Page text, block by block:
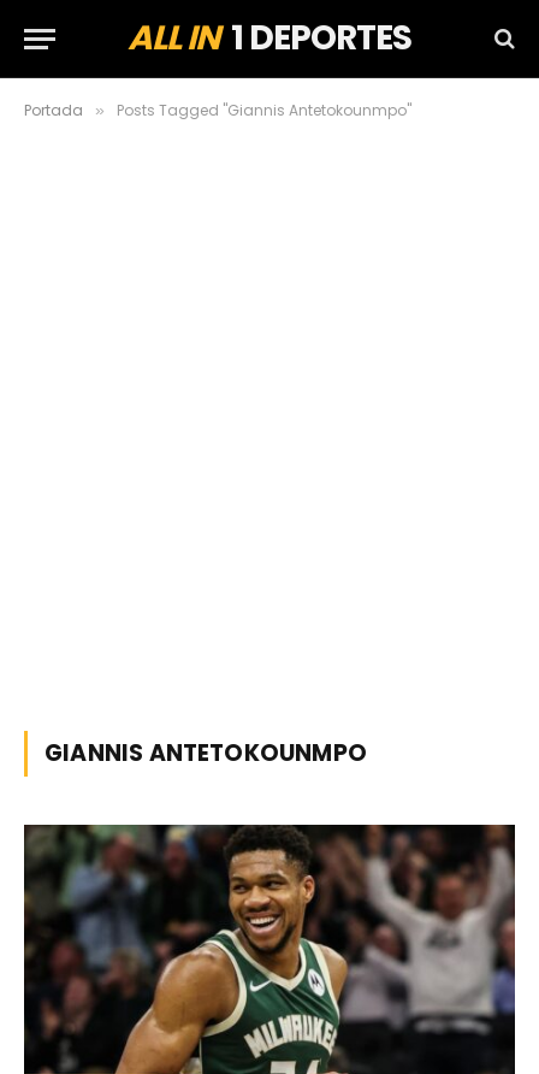
ALL IN1 DEPORTES
Portada » Posts Tagged "Giannis Antetokounmpo"
GIANNIS ANTETOKOUNMPO